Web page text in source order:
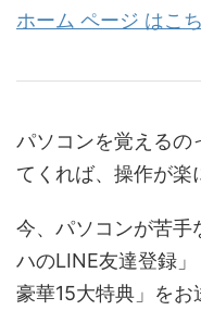
ホーム ページ はこ
パソコンを覚えるの
てくれば、操作が楽
今、パソコンが苦手
ハのLINE友達登録
豪華15大特典」をお